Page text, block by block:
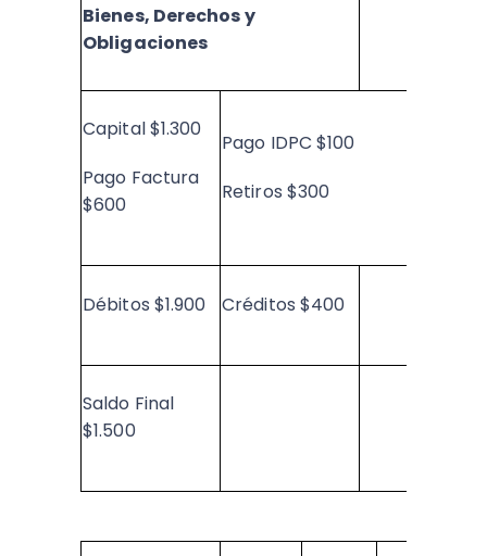
Bienes, Derechos y
Obligaciones
Capital $1.300
Pago Factura
$600
Pago IDPC $100
Retiros $300
Débitos $1.900 Créditos $400
Saldo Final
$1.500